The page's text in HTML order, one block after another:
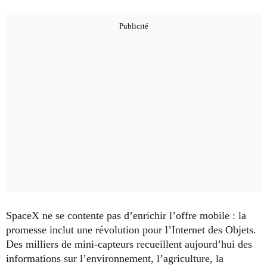
SpaceX ne se contente pas d’enrichir l’offre mobile : la
promesse inclut une révolution pour l’Internet des Objets.
Des milliers de mini-capteurs recueillent aujourd’hui des
informations sur l’environnement, l’agriculture, la